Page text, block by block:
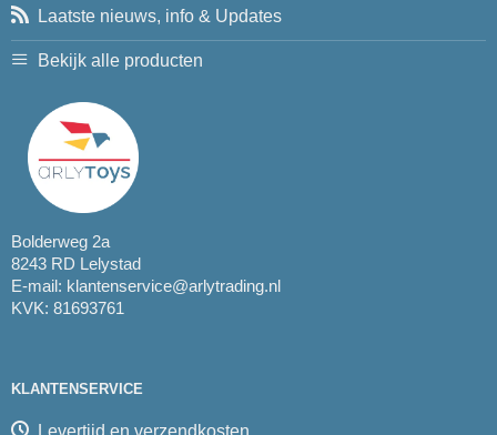
Laatste nieuws, info & Updates
Bekijk alle producten
Bolderweg 2a
8243 RD Lelystad
E-mail: klantenservice@arlytrading.nl
KVK: 81693761
KLANTENSERVICE